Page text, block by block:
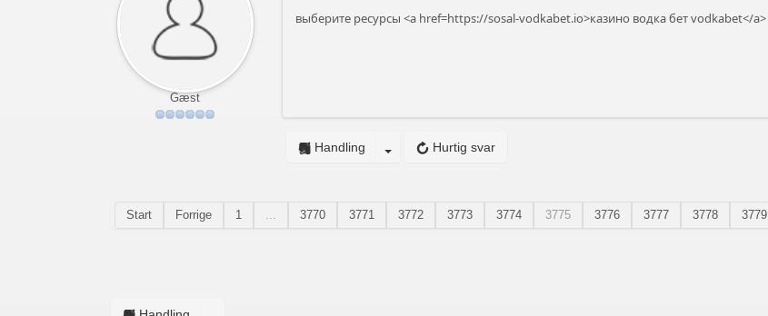
Gæst
выберите ресурсы <a href=https://sosal-vodkabet.io>казино водка бет vodkabet</a>
Hurtig svar
Handling
Start Forrige 1 ... 3770 3771 3772 3773 3774 3775 3776 3777 3778 3779